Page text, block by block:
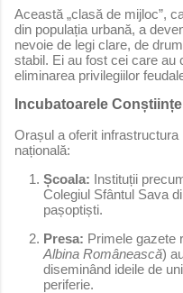
Această „clasă de mijloc”,
din populația urbană, a
nevoie de legi clare, de
stabil. Ei au fost cei care au
eliminarea privilegiilor
Incubatoarele
Orașul a oferit
națională:
Școala: Instituții
Colegiul Sfântul Sava
pașoptiști.
Presa: Primele gazete
Albina Românească)
diseminând ideile de
periferie.